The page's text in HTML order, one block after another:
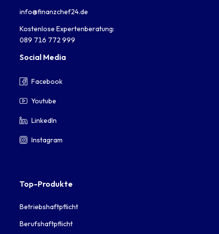
info@finanzchef24.de
Kostenlose Expertenberatung:
089 716 772 999
Social Media
Facebook
Youtube
LinkedIn
Instagram
Top-Produkte
Betriebshaftpflicht
Berufshaftpflicht